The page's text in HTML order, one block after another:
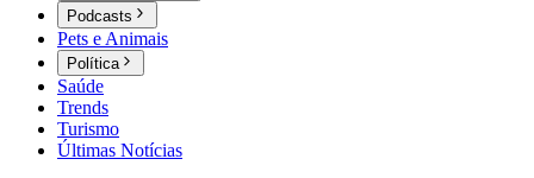
Podcasts
Pets e Animais
Política
Saúde
Trends
Turismo
Últimas Notícias